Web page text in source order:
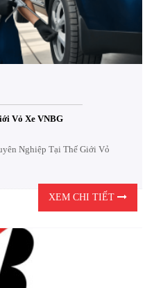
Vỏ Xe VNBG
Nghiệp Tại Thế Giới Vỏ
XEM CHI TIẾT